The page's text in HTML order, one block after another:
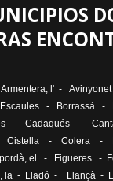
Armentera, l' -
- Borrassà -
- Cadaqués -
Cistella - Colera -
el - Figueres -
la - Lladó - Llançà -